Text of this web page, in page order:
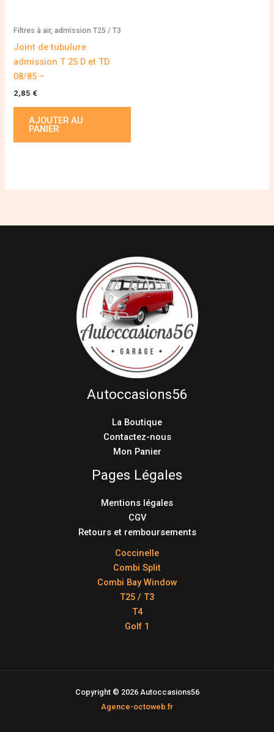
Filtres à air, admission T25 / T3
Joint de tubulure
admission T 25 D et TD
08/85 –
2,85 €
AJOUTER AU
PANIER
Autoccasions56
La Boutique
Contactez-nous
Mon Panier
Pages Légales
Mentions légales
CGV
Retours et remboursements
Coccinelle
Combi Split
Combi Bay Window
T25 / T3
T4
Golf 1
Copyright © 2026 Autoccasions56
Agence-octoweb.fr